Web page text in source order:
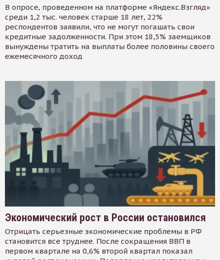
В опросе, проведенном на платформе «Яндекс.Взгляд»
среди 1,2 тыс. человек старше 18 лет, 22%
респондентов заявили, что не могут погашать свои
кредитные задолженности. При этом 18,5% заемщиков
вынуждены тратить на выплаты более половины своего
ежемесячного доход
Экономический рост в России остановился
Отрицать серьезные экономические проблемы в РФ
становится все труднее. После сокращения ВВП в
первом квартале на 0,6% второй квартал показал